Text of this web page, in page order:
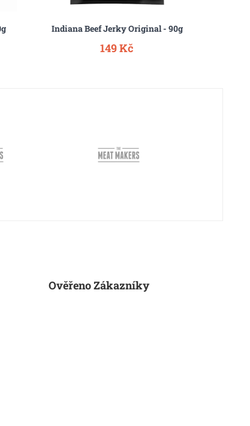
Indiana Beef Jerky Original - 90g
149 Kč
Ověřeno Zákazníky